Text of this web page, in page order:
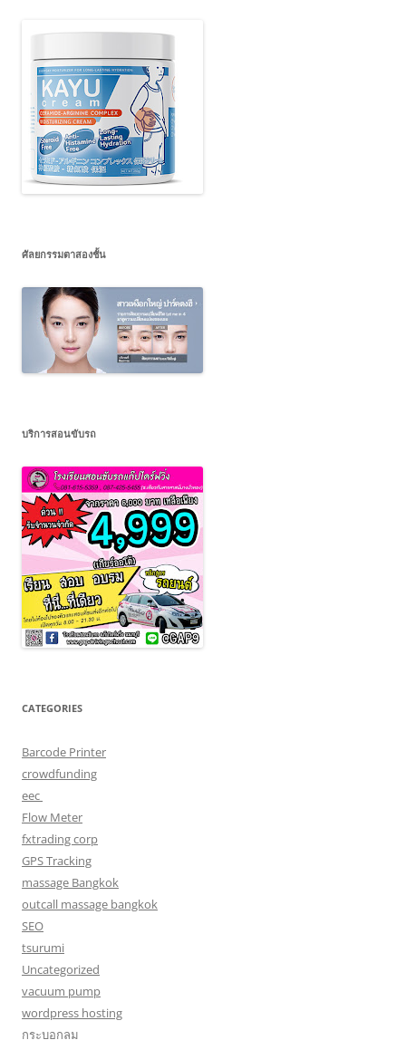
ศัลยกรรมตาสองชั้น
บริการสอนขับรถ
CATEGORIES
Barcode Printer
crowdfunding
eec
Flow Meter
fxtrading corp
GPS Tracking
massage Bangkok
outcall massage bangkok
SEO
tsurumi
Uncategorized
vacuum pump
wordpress hosting
กระบอกลม